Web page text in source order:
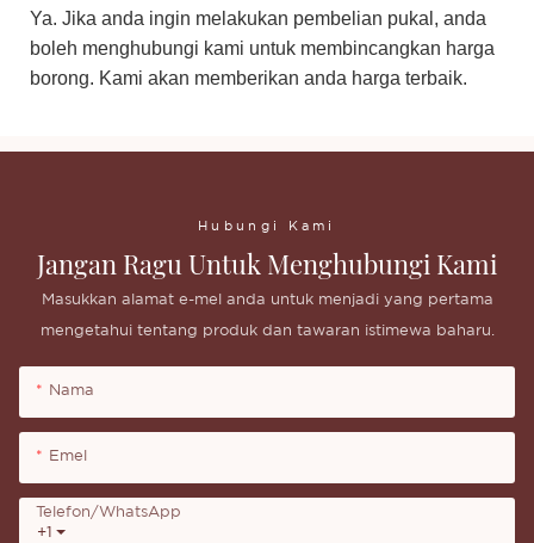
Ya. Jika anda ingin melakukan pembelian pukal, anda
boleh menghubungi kami untuk membincangkan harga
borong. Kami akan memberikan anda harga terbaik.
Hubungi Kami
Jangan Ragu Untuk Menghubungi Kami
Masukkan alamat e-mel anda untuk menjadi yang pertama
mengetahui tentang produk dan tawaran istimewa baharu.
Nama
Emel
+1
Telefon/whatsApp